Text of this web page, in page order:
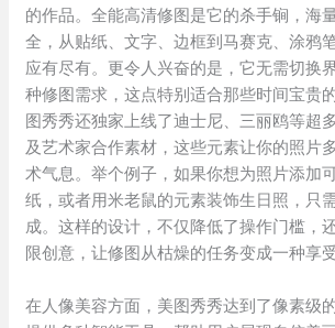
的作品。全能高清修图是它的杀手锏，海
全，从贴纸、文字、边框到马赛克、涂鸦
应有尽有。更令人兴奋的是，它无需切换
种修图需求，这点特别适合那些时间宝贵
图秀秀还独家上线了迪士尼、三丽鸥等超
及艺术家合作素材，这些元素让你的照片
术气息。举个例子，如果你想为照片添加
纸，或者用米老鼠的元素装饰生日照，只
成。这样的设计，不仅降低了操作门槛，
限创意，让修图从枯燥的任务变成一种享受
在人像美容方面，美图秀秀达到了像素级